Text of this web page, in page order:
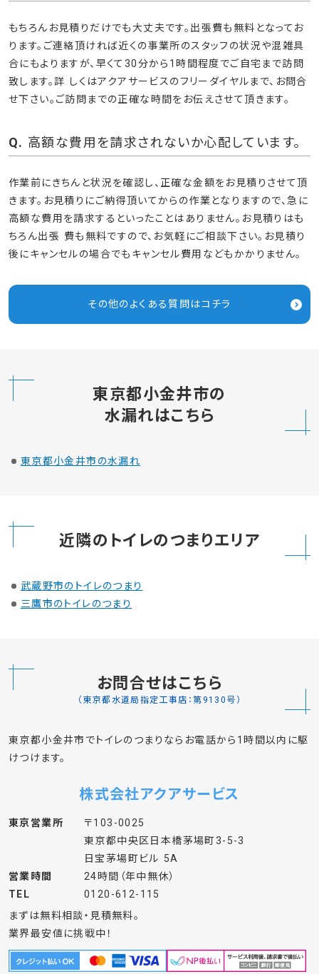
もちろんお見積りだけでも大丈夫です。出張費も無料となってお
ります。ご連絡頂ければ近くの事業所のスタッフの状況や混雑具
合にもよりますが、早くて30分から1時間程度でご自宅まで訪問
致します。詳 しくはアクアサービスのフリーダイヤルまで、お問合
せ下さい。ご訪問までの正確な時間をお伝えさせて頂きます。
高額な費用を請求されないか心配しています。
作業前にきちんと状況を確認し、正確な金額をお見積りさせて頂
きます。お見積りにご納得頂いてからの作業となりますので、急に
高額な費用を請求するといったことはありません。お見積りはも
ちろん出張 費も無料ですので、お気軽にご相談下さい。お見積り
後にキャンセルの場合でもキャンセル費用などもかかりません。
その他のよくある質問はコチラ
東京都小金井市の
水漏れはこちら
東京都小金井市の水漏れ
近隣のトイレのつまりエリア
武蔵野市のトイレのつまり
三鷹市のトイレのつまり
お問合せはこちら
（東京都水道局指定工事店：第9130号）
東京都小金井市でトイレのつまりならお電話から1時間以内に駆
けつけます。
株式会社アクアサービス
東京営業所
〒103-0025
東京都中央区日本橋茅場町3-5-3
日宝茅場町ビル 5A
営業時間
24時間（年中無休）
TEL
0120-612-115
まずは無料相談・見積無料。
業界最安値に挑戦中！